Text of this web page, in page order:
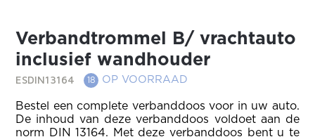
Verbandtrommel B/ vrachtauto
inclusief wandhouder
ESDIN13164 18 OP VOORRAAD
Bestel een complete verbanddoos voor in uw auto.
De inhoud van deze verbanddoos voldoet aan de
norm DIN 13164. Met deze verbanddoos bent u te